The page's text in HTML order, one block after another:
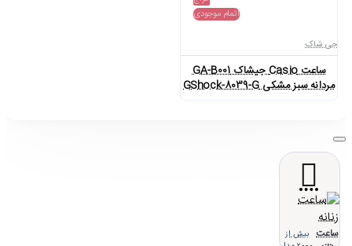
اتمام موجودی
جی شاک
ساعت Casio جیشاک GA-B001
مردانه سبز مشکی GShock-8039-G
ساعت بیش از